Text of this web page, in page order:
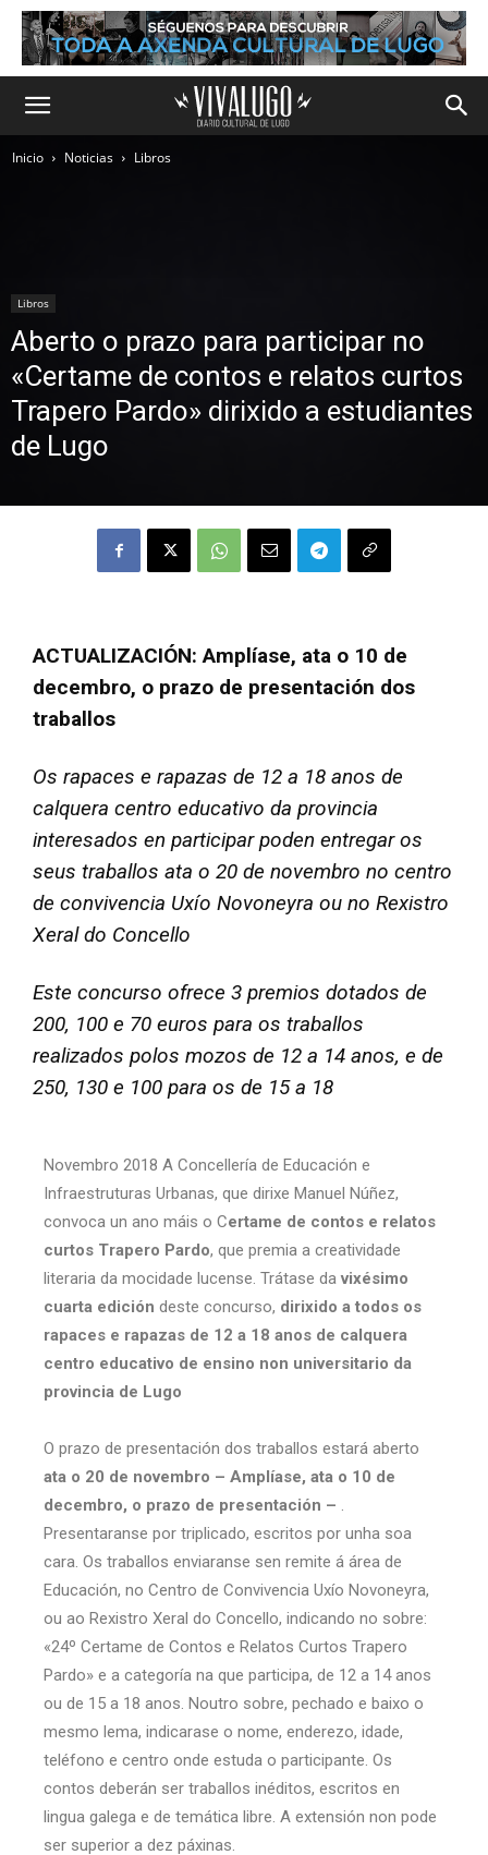
Inicio Noticias Libros
Libros
Aberto o prazo para participar no
«Certame de contos e relatos curtos
Trapero Pardo» dirixido a estudiantes
de Lugo
ACTUALIZACIÓN: Amplíase, ata o 10 de
decembro, o prazo de presentación dos
traballos
Os rapaces e rapazas de 12 a 18 anos de
calquera centro educativo da provincia
interesados en participar poden entregar os
seus traballos ata o 20 de novembro no centro
de convivencia Uxío Novoneyra ou no Rexistro
Xeral do Concello
Este concurso ofrece 3 premios dotados de
200, 100 e 70 euros para os traballos
realizados polos mozos de 12 a 14 anos, e de
250, 130 e 100 para os de 15 a 18
Novembro 2018 A Concellería de Educación e
Infraestruturas Urbanas, que dirixe Manuel Núñez,
convoca un ano máis o Certame de contos e relatos
curtos Trapero Pardo, que premia a creatividade
literaria da mocidade lucense. Trátase davixésimo
cuarta edición deste concurso, dirixido a todos os
rapaces e rapazas de 12 a 18 anos de calquera
centro educativo de ensino non universitario da
provincia de Lugo
O prazo de presentación dos traballos estará aberto
ata o 20 de novembro – Amplíase, ata o 10 de
decembro, o prazo de presentación – .
Presentaranse por triplicado, escritos por unha soa
cara. Os traballos enviaranse sen remite á área de
Educación, no Centro de Convivencia Uxío Novoneyra,
ou ao Rexistro Xeral do Concello, indicando no sobre:
«24º Certame de Contos e Relatos Curtos Trapero
Pardo» e a categoría na que participa, de 12 a 14 anos
ou de 15 a 18 anos. Noutro sobre, pechado e baixo o
mesmo lema, indicarase o nome, enderezo, idade,
teléfono e centro onde estuda o participante. Os
contos deberán ser traballos inéditos, escritos en
lingua galega e de temática libre. A extensión non pode
ser superior a dez páxinas.